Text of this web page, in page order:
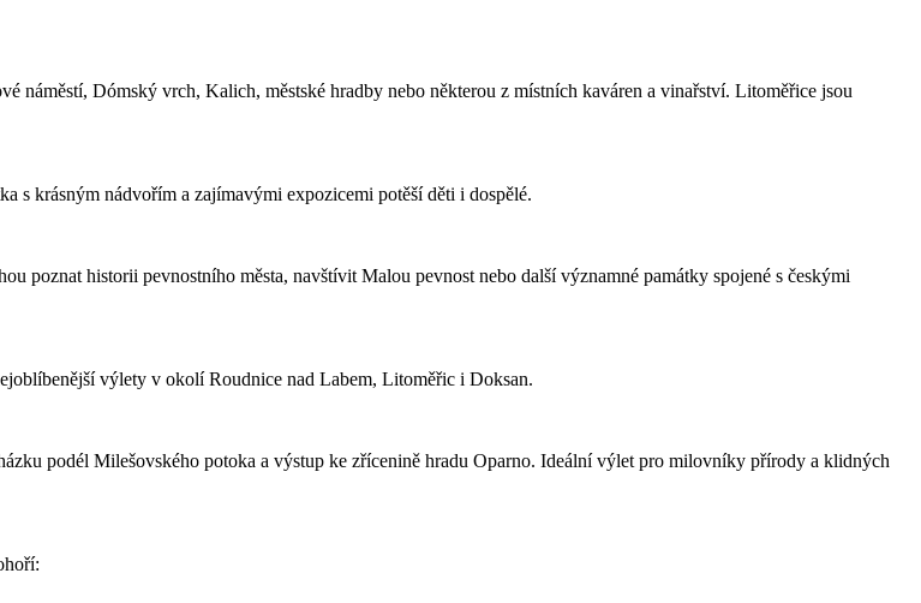
náměstí, Dómský vrch, Kalich, městské hradby nebo některou z místních kaváren a vinařství. Litoměřice jsou
s krásným nádvořím a zajímavými expozicemi potěší děti i dospělé.
poznat historii pevnostního města, navštívit Malou pevnost nebo další významné památky spojené s českými
výlety v okolí Roudnice nad Labem, Litoměřic i Doksan.
podél Milešovského potoka a výstup ke zřícenině hradu Oparno. Ideální výlet pro milovníky přírody a klidných